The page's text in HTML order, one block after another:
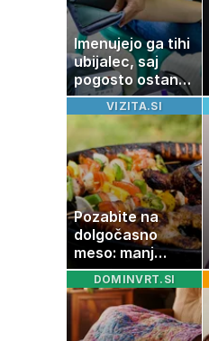
Imenujejo ga tihi
ubijalec, saj
pogosto ostane
neopažen:
nenavadni
simptomi
visokega
holesterola
VIZITA.SI
Pozabite na
dolgočasno
meso: manj
maščobe, več
svežine
DOMINVRT.SI